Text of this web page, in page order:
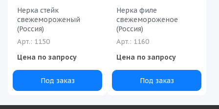
Нерка стейк
свежемороженый
(Россия)
Арт.: 1150
Цена по запросу
Под заказ
Нерка филе
свежемороженое
(Россия)
Арт.: 1160
Цена по запросу
Под заказ